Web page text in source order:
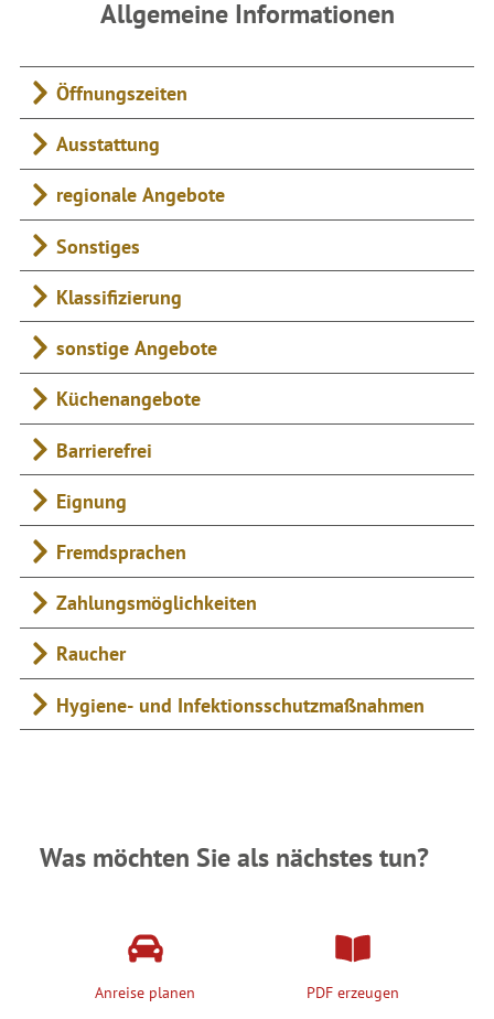
Allgemeine Informationen
Öffnungszeiten
Ausstattung
regionale Angebote
Sonstiges
Klassifizierung
sonstige Angebote
Küchenangebote
Barrierefrei
Eignung
Fremdsprachen
Zahlungsmöglichkeiten
Raucher
Hygiene- und Infektionsschutzmaßnahmen
Was möchten Sie als nächstes tun?
Anreise planen PDF erzeugen